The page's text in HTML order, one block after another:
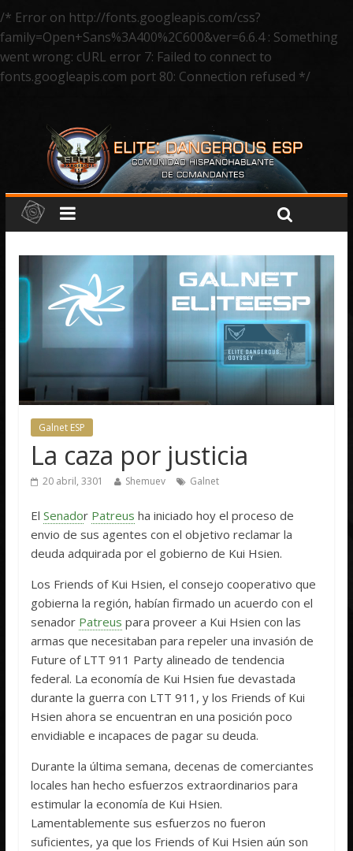
/* Error on http://fonts.googleapis.com/css?
family=Open+Sans%3A400%2C600&ver=6.6.4 : Something
went wrong: cURL error 7: Failed to connect to
fonts.googleapis.com port 80: Connection refused */
Galnet ESP
La caza por justicia
20 abril, 3301 Shemuev Galnet
ElSenador Patreus ha iniciado hoy el proceso de
envio de sus agentes con el objetivo reclamar la
deuda adquirada por el gobierno de Kui Hsien.
Los Friends of Kui Hsien, el consejo cooperativo que
gobierna la región, habían firmado un acuerdo con el
senador Patreus para proveer a Kui Hsien con las
armas que necesitaban para repeler una invasión de
Future of LTT 911 Party alineado de tendencia
federal. La economía de Kui Hsien fue devastada
durante la guerra con LTT 911, y los Friends of Kui
Hsien ahora se encuentran en una posición poco
envidiable e incapaces de pagar su deuda.
Durante la última semana, decenas de comerciantes
locales han hecho esfuerzos extraordinarios para
estimular la economía de Kui Hsien.
Lamentablemente sus esfuerzos no fueron
suficientes, ya que los Friends of Kui Hsien aún son